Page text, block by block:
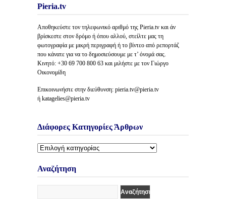
Pieria.tv
Αποθηκεύστε τον τηλεφωνικό αριθμό της Pieria.tv και άν
βρίσκεστε στον δρόμο ή όπου αλλού, στείλτε μας τη
φωτογραφία με μικρή περιγραφή ή το βίντεο από ρεπορτάζ
που κάνατε για να το δημοσιεύσουμε με τ’ όνομά σας.
Κινητό: +30 69 700 800 63 και μιλήστε με τον Γιώργο
Οικονομίδη
Επικοινωνήστε στην διεύθυνση: pieria.tv@pieria.tv
ή katagelies@pieria.tv
Διάφορες Κατηγορίες Άρθρων
Διάφορες
Άρθρων
Αναζήτηση